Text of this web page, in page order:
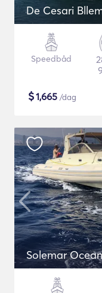
De Cesari
Speedbåd
$1,665 /dag
Solemar